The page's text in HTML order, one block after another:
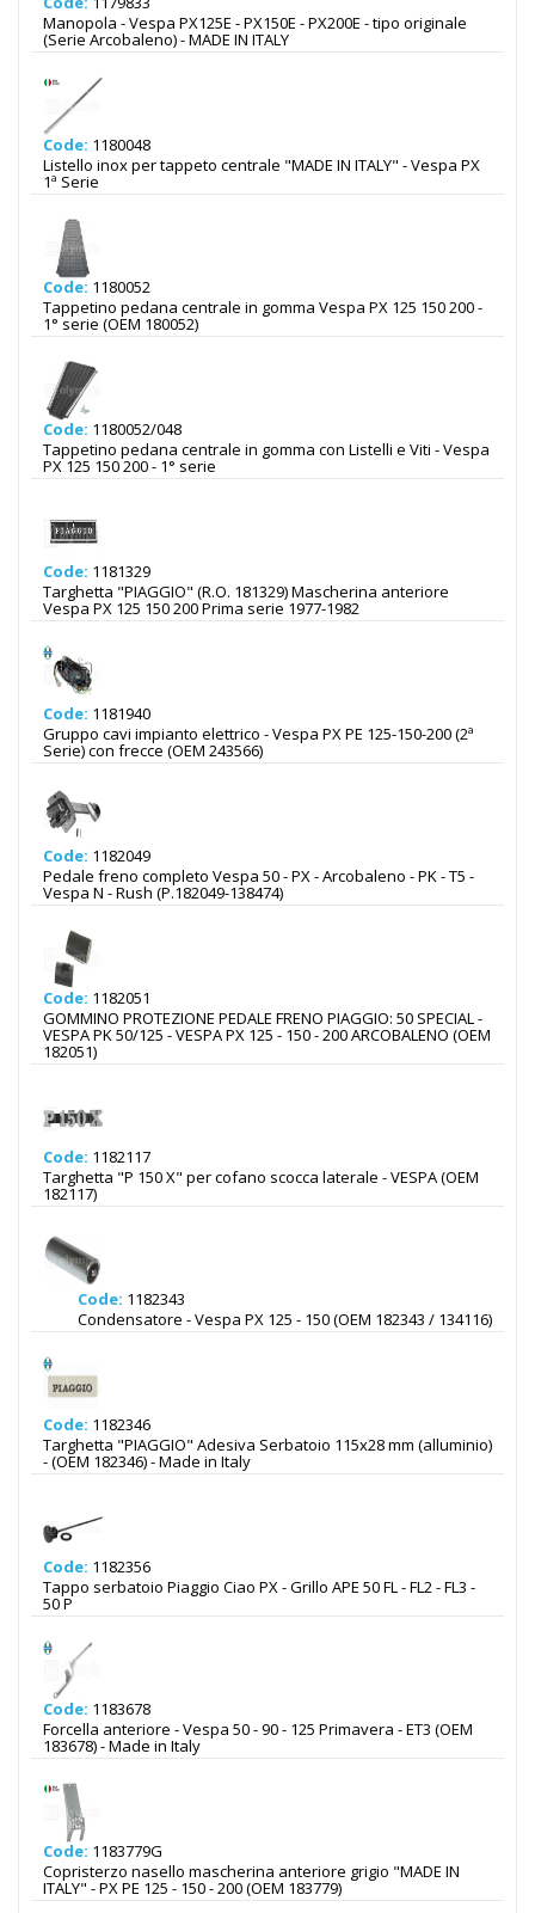
Manopola - Vespa PX125E - PX150E - PX200E - tipo originale
(Serie Arcobaleno) - MADE IN ITALY
Code: 1180048
Listello inox per tappeto centrale "MADE IN ITALY" - Vespa PX
1ª Serie
Code: 1180052
Tappetino pedana centrale in gomma Vespa PX 125 150 200 -
1° serie (OEM 180052)
Code: 1180052/048
Tappetino pedana centrale in gomma con Listelli e Viti - Vespa
PX 125 150 200 - 1° serie
Code: 1181329
Targhetta "PIAGGIO" (R.O. 181329) Mascherina anteriore
Vespa PX 125 150 200 Prima serie 1977-1982
Code: 1181940
Gruppo cavi impianto elettrico - Vespa PX PE 125-150-200 (2ª
Serie) con frecce (OEM 243566)
Code: 1182049
Pedale freno completo Vespa 50 - PX - Arcobaleno - PK - T5 -
Vespa N - Rush (P.182049-138474)
Code: 1182051
GOMMINO PROTEZIONE PEDALE FRENO PIAGGIO: 50 SPECIAL -
VESPA PK 50/125 - VESPA PX 125 - 150 - 200 ARCOBALENO (OEM
182051)
Code: 1182117
Targhetta "P 150 X" per cofano scocca laterale - VESPA (OEM
182117)
Code: 1182343
Condensatore - Vespa PX 125 - 150 (OEM 182343 / 134116)
Code: 1182346
Targhetta "PIAGGIO" Adesiva Serbatoio 115x28 mm (alluminio)
- (OEM 182346) - Made in Italy
Code: 1182356
Tappo serbatoio Piaggio Ciao PX - Grillo APE 50 FL - FL2 - FL3 -
50 P
Code: 1183678
Forcella anteriore - Vespa 50 - 90 - 125 Primavera - ET3 (OEM
183678) - Made in Italy
Code: 1183779G
Copristerzo nasello mascherina anteriore grigio "MADE IN
ITALY" - PX PE 125 - 150 - 200 (OEM 183779)